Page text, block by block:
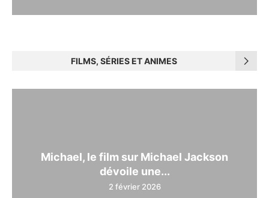
FILMS, SÉRIES ET ANIMES
Michael, le film sur Michael Jackson
dévoile une...
2 février 2026